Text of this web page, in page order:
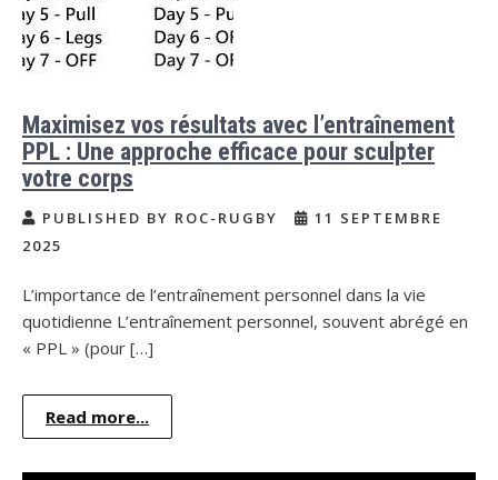
Maximisez vos résultats avec l’entraînement
PPL : Une approche efficace pour sculpter
votre corps
PUBLISHED BY ROC-RUGBY
11 SEPTEMBRE
2025
L’importance de l’entraînement personnel dans la vie
quotidienne L’entraînement personnel, souvent abrégé en
« PPL » (pour […]
Read more...